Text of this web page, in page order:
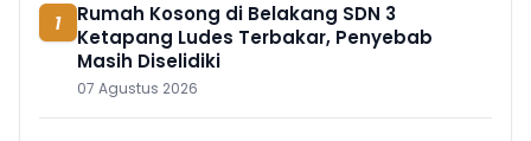
1
Rumah Kosong di Belakang SDN 3
Ketapang Ludes Terbakar, Penyebab
Masih Diselidiki
07 Agustus 2026